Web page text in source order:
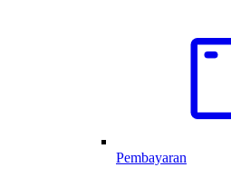
Pembayaran